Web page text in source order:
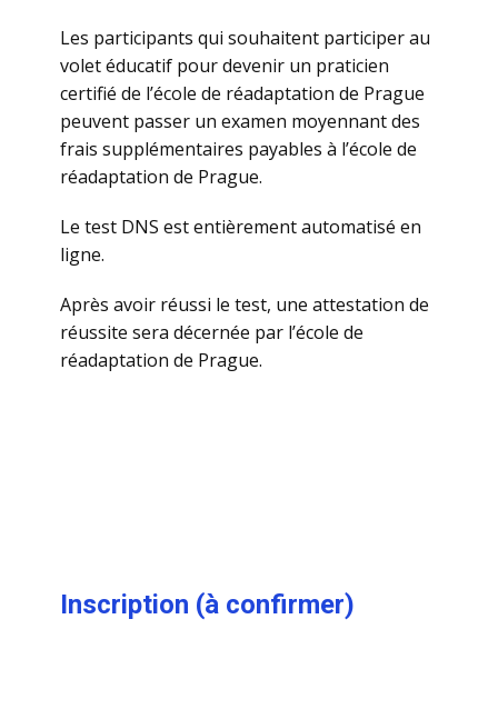
Les participants qui souhaitent participer au
volet éducatif pour devenir un praticien
certifié de l’école de réadaptation de Prague
peuvent passer un examen moyennant des
frais supplémentaires payables à l’école de
réadaptation de Prague.
Le test DNS est entièrement automatisé en
ligne.
Après avoir réussi le test, une attestation de
réussite sera décernée par l’école de
réadaptation de Prague.
Inscription​​ (à confirmer)